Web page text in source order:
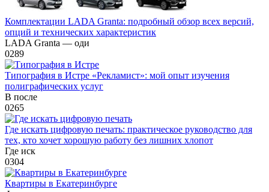
Комплектации LADA Granta: подробный обзор всех версий,
опций и технических характеристик
LADA Granta — оди
0289
Типография в Истре «Рекламист»: мой опыт изучения
полиграфических услуг
В после
0265
Где искать цифровую печать: практическое руководство для
тех, кто хочет хорошую работу без лишних хлопот
Где иск
0304
Квартиры в Екатеринбурге